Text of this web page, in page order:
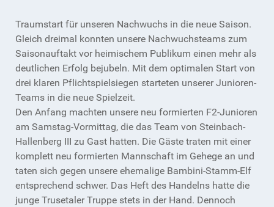
Traumstart für unseren Nachwuchs in die neue Saison.
Gleich dreimal konnten unsere Nachwuchsteams zum
Saisonauftakt vor heimischem Publikum einen mehr als
deutlichen Erfolg bejubeln. Mit dem optimalen Start von
drei klaren Pflichtspielsiegen starteten unserer Junioren-
Teams in die neue Spielzeit.
Den Anfang machten unsere neu formierten F2-Junioren
am Samstag-Vormittag, die das Team von Steinbach-
Hallenberg III zu Gast hatten. Die Gäste traten mit einer
komplett neu formierten Mannschaft im Gehege an und
taten sich gegen unsere ehemalige Bambini-Stamm-Elf
entsprechend schwer. Das Heft des Handelns hatte die
junge Trusetaler Truppe stets in der Hand. Dennoch